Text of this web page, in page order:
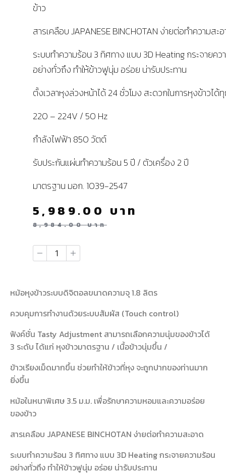
ข้าว
สารเคลือบ JAPANESE BINCHOTAN ง่ายต่อทำความสะ
ระบบทำความร้อน 3 ทิศทาง แบบ 3D Heating กระจายคว
อย่างทั่วถึง ทำให้ข้าวฟูนุ่ม อร่อย น่ารับประทาน
ตั้งเวลาหุงล่วงหน้าได้ 24 ชั่วโมง สะดวกในการหุงข้าวได้ทุ
220 – 224V / 50 Hz
กำลังไฟฟ้า 850 วัตต์
รับประกันแผ่นทำความร้อน 5 ปี / ตัวเครื่อง 2 ปี
มาตรฐาน มอก. 1039-2547
8,984.00บาท
5,989.00 บาท
หม้อหุงข้าวระบบดิจิตอลขนาดความจุ 1.8 ลิตร
ควบคุมการทำงานด้วยระบบสัมผัส (Touch control)
ฟังค์ชั่น Tasty Adjustment สามารถเลือกความนุ่มของข้าวได้
3 ระดับ ได้แก่ หุงข้าวมาตรฐาน / เนื้อข้าวนุ่มขึ้น /
ข้าวเรียงเม็ดมากขึ้น ช่วยทำให้ข้าวที่หุง จะถูกปากของท่านมาก
ยิ่งขึ้น
หม้อในหนาพิเศษ 3.5 ม.ม. เพื่อรักษาความหอมและความอร่อย
ของข้าว
สารเคลือบ JAPANESE BINCHOTAN ง่ายต่อทำความสะอาด
ระบบทำความร้อน 3 ทิศทาง แบบ 3D Heating กระจายความร้อน
อย่างทั่วถึง ทำให้ข้าวฟูนุ่ม อร่อย น่ารับประทาน